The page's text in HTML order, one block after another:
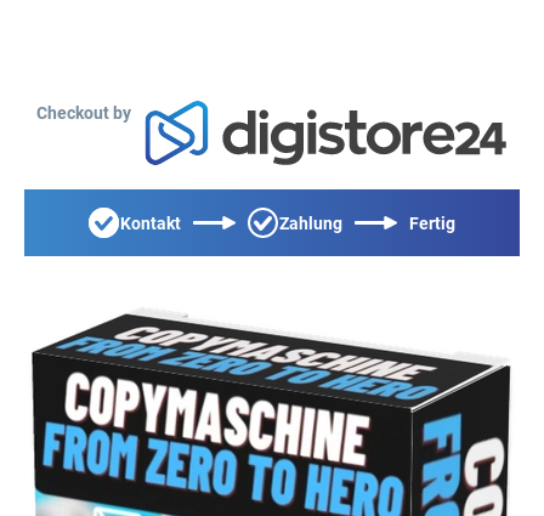
Checkout by
Kontakt Zahlung Fertig